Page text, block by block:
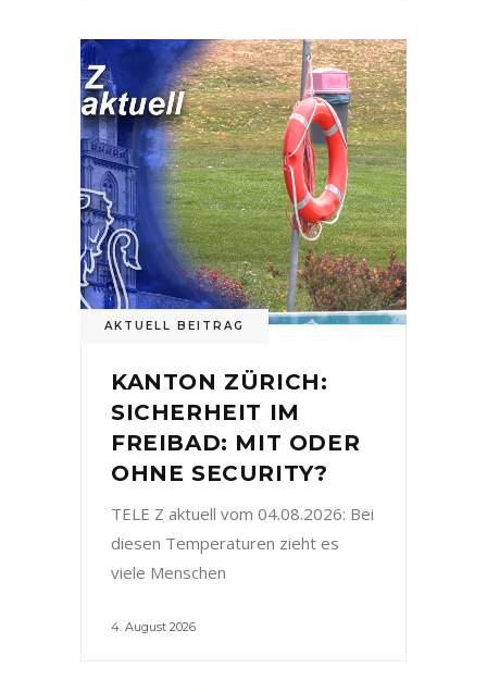
AKTUELL BEITRAG
KANTON ZÜRICH:
SICHERHEIT IM
FREIBAD: MIT ODER
OHNE SECURITY?
TELE Z aktuell vom 04.08.2026: Bei
diesen Temperaturen zieht es
viele Menschen
4. August 2026